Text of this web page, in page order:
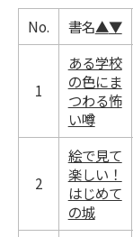
No. 書名▲▼
1
ある学校
の色にま
つわる怖
い噂
2
絵で見て
楽しい！
はじめて
の城